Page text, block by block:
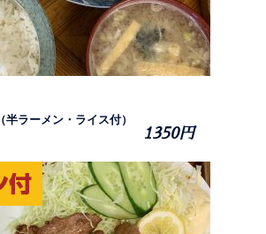
（半ラーメン・ライス付）
1350円